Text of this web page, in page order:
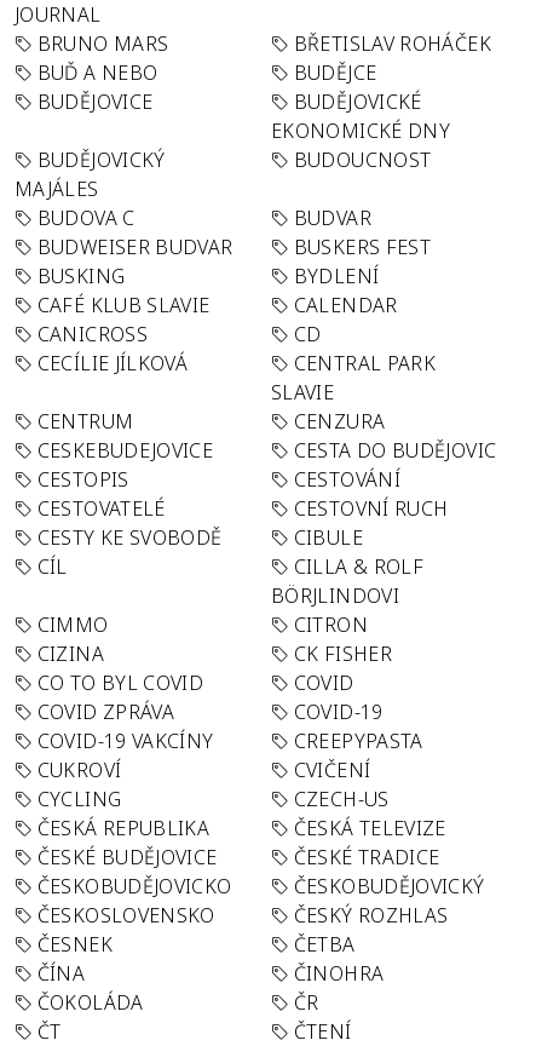
JOURNAL
BRUNO MARS
BŘETISLAV ROHÁČEK
BUĎ A NEBO
BUDĚJCE
BUDĚJOVICE
BUDĚJOVICKÉ
EKONOMICKÉ DNY
BUDĚJOVICKÝ
MAJÁLES
BUDOUCNOST
BUDOVA C
BUDVAR
BUDWEISER BUDVAR
BUSKERS FEST
BUSKING
BYDLENÍ
CAFÉ KLUB SLAVIE
CALENDAR
CANICROSS
CD
CECÍLIE JÍLKOVÁ
CENTRAL PARK
SLAVIE
CENTRUM
CENZURA
CESKEBUDEJOVICE
CESTA DO BUDĚJOVIC
CESTOPIS
CESTOVÁNÍ
CESTOVATELÉ
CESTOVNÍ RUCH
CESTY KE SVOBODĚ
CIBULE
CÍL
CILLA & ROLF
BÖRJLINDOVI
CIMMO
CITRON
CIZINA
CK FISHER
CO TO BYL COVID
COVID
COVID ZPRÁVA
COVID-19
COVID-19 VAKCÍNY
CREEPYPASTA
CUKROVÍ
CVIČENÍ
CYCLING
CZECH-US
ČESKÁ REPUBLIKA
ČESKÁ TELEVIZE
ČESKÉ BUDĚJOVICE
ČESKÉ TRADICE
ČESKOBUDĚJOVICKO
ČESKOBUDĚJOVICKÝ
ČESKOSLOVENSKO
ČESKÝ ROZHLAS
ČESNEK
ČETBA
ČÍNA
ČINOHRA
ČOKOLÁDA
ČR
ČT
ČTENÍ